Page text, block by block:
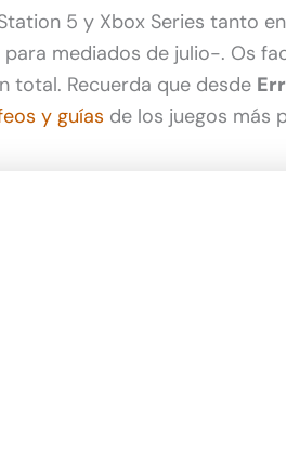
5 y Xbox Series tanto
mediados de julio-. Os
total. Recuerda que desde
y guías de los juegos más